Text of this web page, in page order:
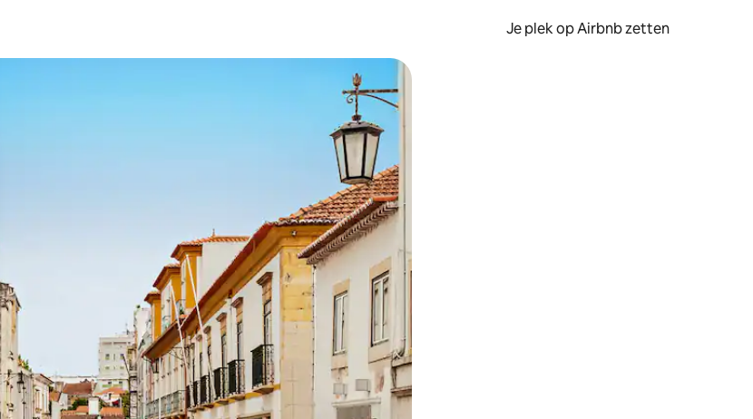
Je plek op Airbnb zetten
je de pijltjestoetsen omhoog en omlaag, óf door te tikken of swipen.